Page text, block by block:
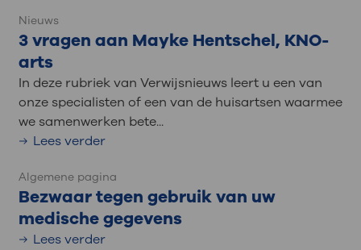
Nieuws
3 vragen aan Mayke Hentschel, KNO-
arts
In deze rubriek van Verwijsnieuws leert u een van
onze specialisten of een van de huisartsen waarmee
we samenwerken bete...
Lees verder
Algemene pagina
Bezwaar tegen gebruik van uw
medische gegevens
Lees verder